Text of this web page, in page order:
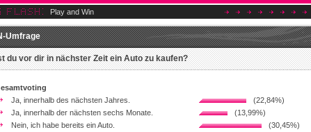
Play and Win
Umfrage
du vor dir in nächster Zeit ein Auto zu kaufen?
Ja, innerhalb des nächsten Jahres.
(22,84%)
Ja, innerhalb der nächsten sechs Monate.
(13,99%)
Nein, ich habe bereits ein Auto.
(30,45%)